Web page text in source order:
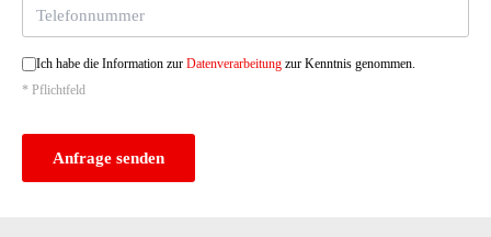
Ich habe die Information zur Datenverarbeitung zur Kenntnis genommen.
* Pflichtfeld
Anfrage senden